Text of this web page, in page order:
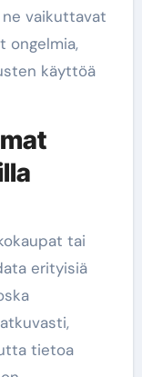
ne vaikuttavat
ongelmia,
käyttöä
tai
erityisiä
tietoa